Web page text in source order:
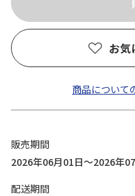
お気
商品について
販売期間
2026年06月01日～2026年
配送期間